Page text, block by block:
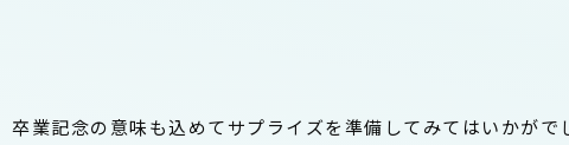
業記念の意味も込めてサプライズを準備してみてはいかがで